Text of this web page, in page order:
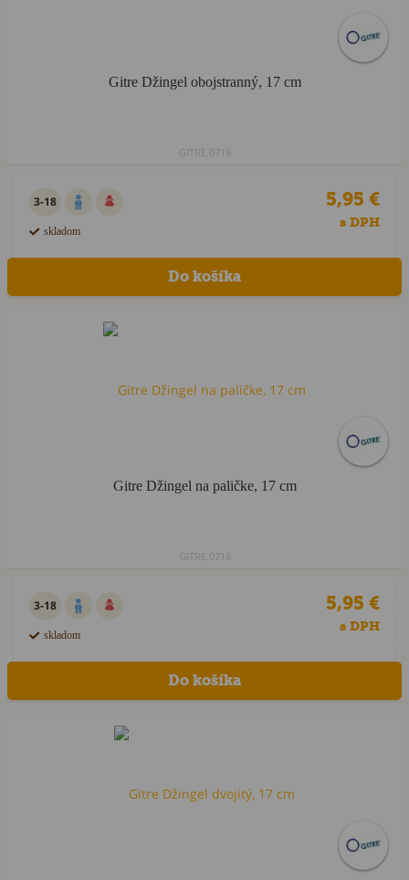
Gitre Džingel obojstranný, 17 cm
GITRE.0719
3-18
skladom
5,95 €
s DPH
Gitre Džingel na paličke, 17 cm
GITRE.0716
3-18
skladom
5,95 €
s DPH